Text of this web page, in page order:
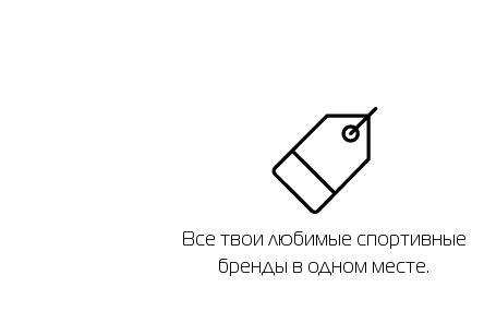
Все твои любимые спортивные
бренды в одном месте.